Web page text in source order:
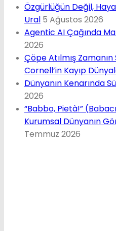
Özgürlüğün Değil,
Ural 5 Ağustos 2026
Agentic AI Çağında
2026
Çöpe Atılmış Zamanın
Cornell’in Kayıp
Dünyanın Kenarında
2026
“Babbo, Pietà!”
Kurumsal Dünyanın
Temmuz 2026